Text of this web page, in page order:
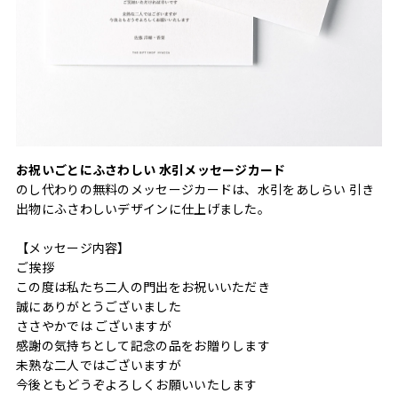
お祝いごとにふさわしい 水引メッセージカード
のし代わりの無料のメッセージカードは、水引をあしらい 引き
出物にふさわしいデザインに仕上げました。
【メッセージ内容】
ご挨拶
この度は私たち二人の門出をお祝いいただき
誠にありがとうございました
ささやかでは ございますが
感謝の気持ちとして記念の品をお贈りします
未熟な二人ではございますが
今後ともどうぞよろしくお願いいたします